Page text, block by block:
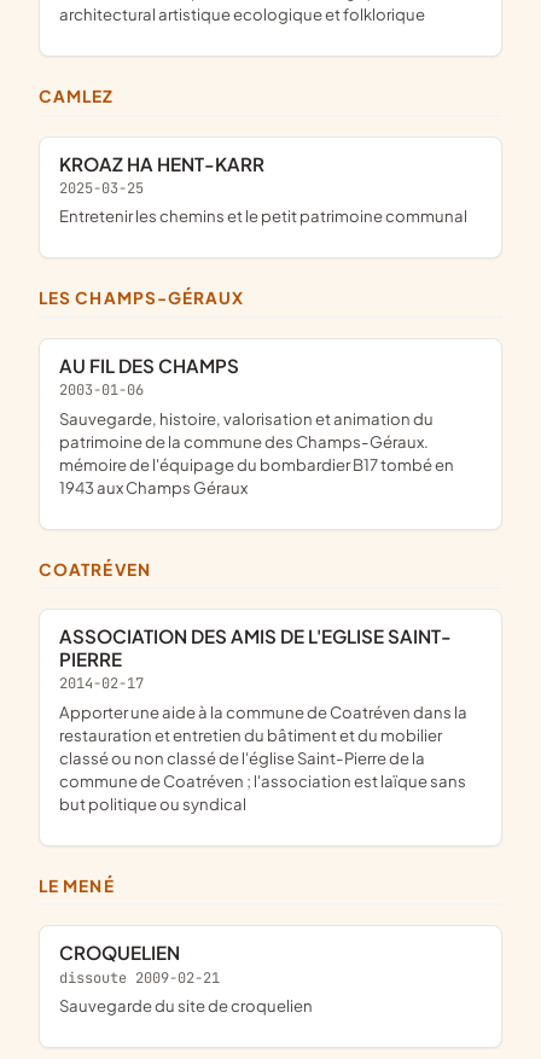
architectural artistique ecologique et folklorique
CAMLEZ
KROAZ HA HENT-KARR
2025-03-25
entretenir les chemins et le petit patrimoine communal
LES CHAMPS-GÉRAUX
AU FIL DES CHAMPS
2003-01-06
sauvegarde, histoire, valorisation et animation du
patrimoine de la commune des Champs-Géraux.
mémoire de l'équipage du bombardier B17 tombé en
1943 aux Champs Géraux
COATRÉVEN
ASSOCIATION DES AMIS DE L'EGLISE SAINT-
PIERRE
2014-02-17
apporter une aide à la commune de Coatréven dans la
restauration et entretien du bâtiment et du mobilier
classé ou non classé de l'église Saint-Pierre de la
commune de Coatréven ; l'association est laïque sans
but politique ou syndical
LE MENÉ
CROQUELIEN
dissoute 2009-02-21
sauvegarde du site de croquelien